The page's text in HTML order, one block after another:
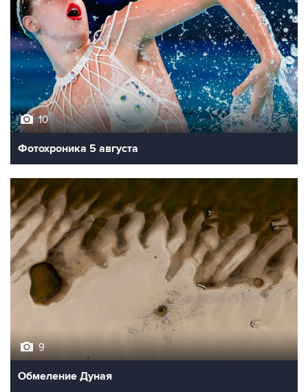
10
Фотохроника 5 августа
9
Обмеление Дуная